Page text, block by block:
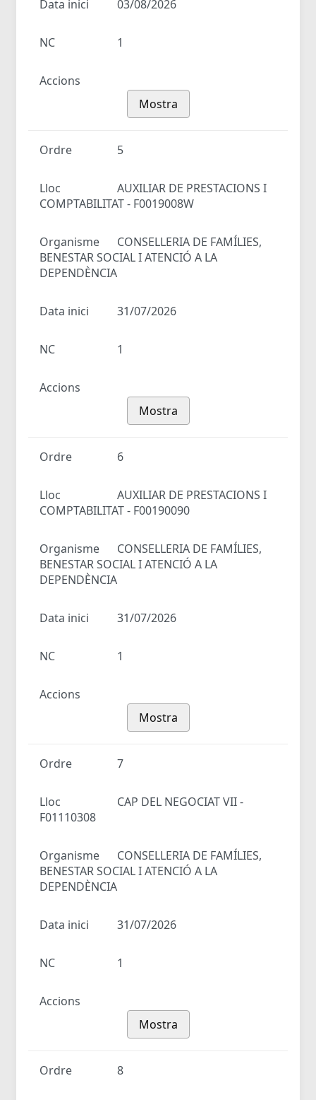
Data inici 03/08/2026
NC 1
Accions
Mostra
Ordre 5
Lloc
AUXILIAR DE PRESTACIONS I
COMPTABILITAT - F0019008W
Organisme
CONSELLERIA DE FAMÍLIES,
BENESTAR SOCIAL I ATENCIÓ A LA
DEPENDÈNCIA
Data inici 31/07/2026
NC 1
Accions
Mostra
Ordre 6
Lloc
AUXILIAR DE PRESTACIONS I
COMPTABILITAT - F00190090
Organisme
CONSELLERIA DE FAMÍLIES,
BENESTAR SOCIAL I ATENCIÓ A LA
DEPENDÈNCIA
Data inici 31/07/2026
NC 1
Accions
Mostra
Ordre 7
Lloc
CAP DEL NEGOCIAT VII -
F01110308
Organisme
CONSELLERIA DE FAMÍLIES,
BENESTAR SOCIAL I ATENCIÓ A LA
DEPENDÈNCIA
Data inici 31/07/2026
NC 1
Accions
Mostra
Ordre 8